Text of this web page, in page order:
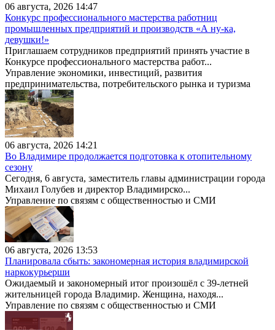
06 августа, 2026 14:47
Конкурс профессионального мастерства работниц
промышленных предприятий и производств «А ну-ка,
девушки!»
Приглашаем сотрудников предприятий принять участие в
Конкурсе профессионального мастерства работ...
Управление экономики, инвестиций, развития
предпринимательства, потребительского рынка и туризма
06 августа, 2026 14:21
Во Владимире продолжается подготовка к отопительному
сезону
Сегодня, 6 августа, заместитель главы администрации города
Михаил Голубев и директор Владимирско...
Управление по связям с общественностью и СМИ
06 августа, 2026 13:53
Планировала сбыть: закономерная история владимирской
наркокурьерши
Ожидаемый и закономерный итог произошёл с 39-летней
жительницей города Владимир. Женщина, находя...
Управление по связям с общественностью и СМИ